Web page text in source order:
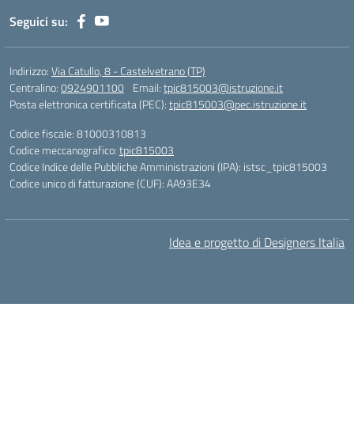
Seguici su:
Indirizzo:Via Catullo, 8 - Castelvetrano (TP)
Centralino:0924901100 Email:tpic815003@istruzione.it
Posta elettronica certificata (PEC):tpic815003@pec.istruzione.it
Codice fiscale: 81000310813
Codice meccanografico:tpic815003
Codice Indice delle Pubbliche Amministrazioni (IPA): istsc_tpic815003
Codice unico di fatturazione (CUF): AA93E34
Idea e progetto di Designers Italia